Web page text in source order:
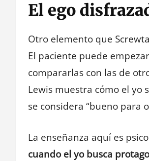
El ego
Otro elemento que
El paciente puede
compararlas con las de
Lewis muestra cómo el yo
se considera “bueno para
La enseñanza aquí es
cuando el yo busca